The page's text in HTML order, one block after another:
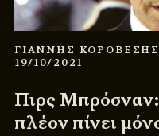
ΓΙΑΝΝΗΣ ΚΟΡΟΒΕΣΗΣ
19/10/2021
Πιρς
πλέον πίνει